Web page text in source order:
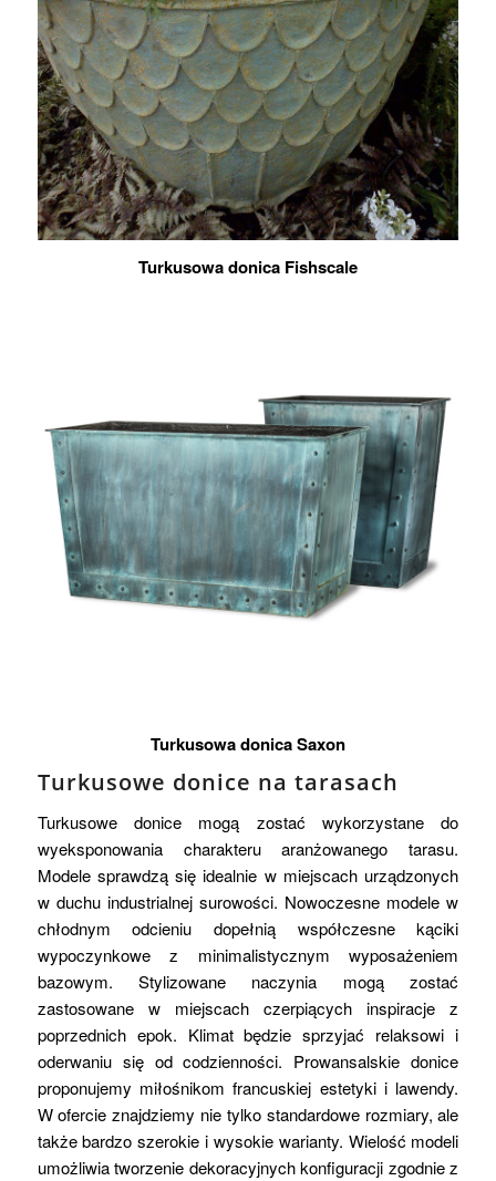
Turkusowa donica Fishscale
Turkusowa donica Saxon
Turkusowe donice na tarasach
Turkusowe donice mogą zostać wykorzystane do
wyeksponowania charakteru aranżowanego tarasu.
Modele sprawdzą się idealnie w miejscach urządzonych
w duchu industrialnej surowości. Nowoczesne modele w
chłodnym odcieniu dopełnią współczesne kąciki
wypoczynkowe z minimalistycznym wyposażeniem
bazowym. Stylizowane naczynia mogą zostać
zastosowane w miejscach czerpiących inspiracje z
poprzednich epok. Klimat będzie sprzyjać relaksowi i
oderwaniu się od codzienności. Prowansalskie donice
proponujemy miłośnikom francuskiej estetyki i lawendy.
W ofercie znajdziemy nie tylko standardowe rozmiary, ale
także bardzo szerokie i wysokie warianty. Wielość modeli
umożliwia tworzenie dekoracyjnych konfiguracji zgodnie z